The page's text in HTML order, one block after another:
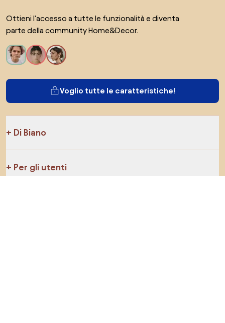
Ottieni l'accesso a tutte le funzionalità e diventa
parte della community Home&Decor.
Voglio tutte le caratteristiche!
Di Biano
Per gli utenti